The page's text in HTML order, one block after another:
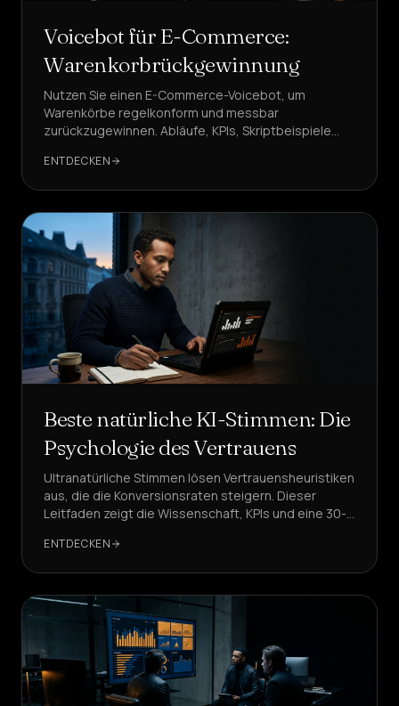
Voicebot für E-Commerce:
Warenkorbrückgewinnung
Nutzen Sie einen E-Commerce-Voicebot, um
Warenkörbe regelkonform und messbar
zurückzugewinnen. Abläufe, KPIs, Skriptbeispiele
ENTDECKEN
Beste natürliche KI-Stimmen: Die
Psychologie des Vertrauens
Ultranatürliche Stimmen lösen Vertrauensheuristiken
aus, die die Konversionsraten steigern. Dieser
Leitfaden zeigt die Wissenschaft, KPIs und eine 30-
sub-700ms, GDPR-sichere KI-Stimmen mit mehreren
ENTDECKEN